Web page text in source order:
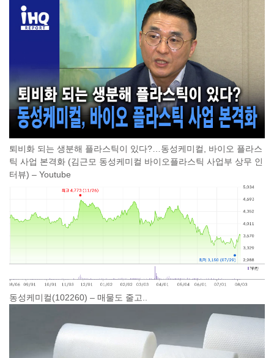
퇴비화 되는 생분해 플라스틱이 있다?…동성케미컬, 바이오 플라스
틱 사업 본격화 (김근모 동성케미컬 바이오플라스틱 사업부 상무 인
터뷰) – Youtube
동성케미컬(102260) – 매물도 줄고..